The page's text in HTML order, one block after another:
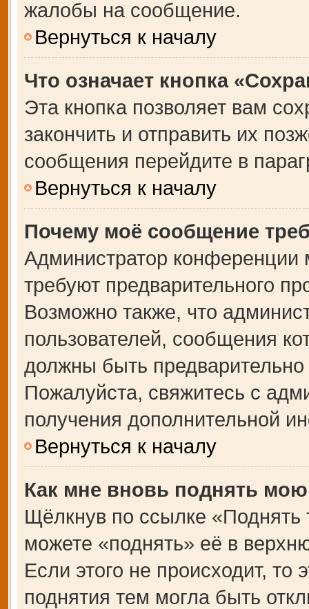
жалобы на сообщение.
Вернуться к началу
Что означает кнопка
Эта кнопка позволяет вам
закончить и отправить их
сообщения перейдите в
Вернуться к началу
Почему моё сообщение
Администратор
требуют предварительного
Возможно также, что
пользователей, сообщения
должны быть
Пожалуйста, свяжитесь с
получения дополнительной
Вернуться к началу
Как мне вновь поднять
Щёлкнув по ссылке
можете «поднять» её в
Если этого не происходит, то
поднятия тем могла быть